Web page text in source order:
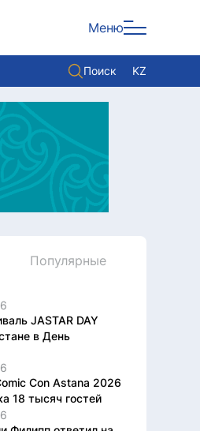
Меню
Поиск KZ
Популярные
JASTAR DAY
в День
Con Astana 2026
18 тысяч гостей